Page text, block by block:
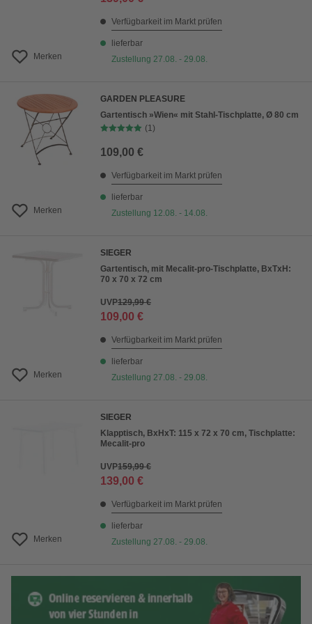
Merken
Verfügbarkeit im Markt prüfen
lieferbar
Zustellung 27.08. - 29.08.
Merken
GARDEN PLEASURE
Gartentisch »Wien« mit Stahl-Tischplatte, Ø 80 cm
(1)
109,00 €
Verfügbarkeit im Markt prüfen
lieferbar
Zustellung 12.08. - 14.08.
Merken
SIEGER
Gartentisch, mit Mecalit-pro-Tischplatte, BxTxH:
70 x 70 x 72 cm
UVP129,99 €
109,00 €
Verfügbarkeit im Markt prüfen
lieferbar
Zustellung 27.08. - 29.08.
Merken
SIEGER
Klapptisch, BxHxT: 115 x 72 x 70 cm, Tischplatte:
Mecalit-pro
UVP159,99 €
139,00 €
Verfügbarkeit im Markt prüfen
lieferbar
Zustellung 27.08. - 29.08.